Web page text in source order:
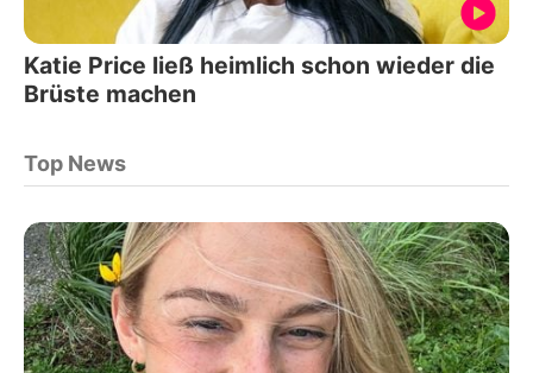
Katie Price ließ heimlich schon wieder die
Brüste machen
Top News